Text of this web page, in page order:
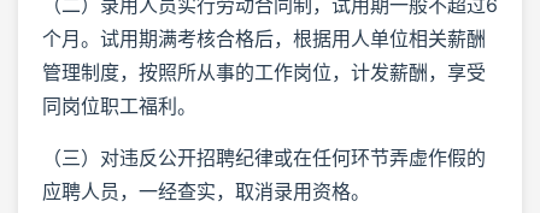
个月。试用期满考核合格后，根据用人单位相关薪酬
管理制度，按照所从事的工作岗位，计发薪酬，享受
同岗位职工福利。
（三）对违反公开招聘纪律或在任何环节弄虚作假的
应聘人员，一经查实，取消录用资格。